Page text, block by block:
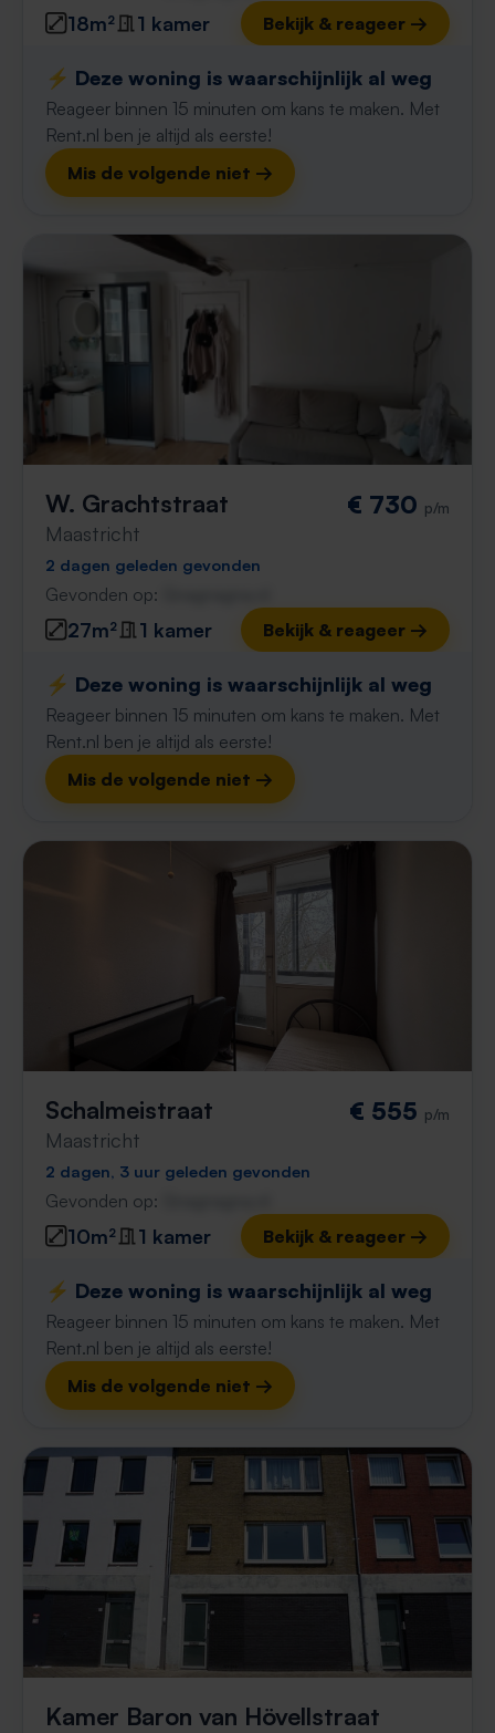
18m² 1 kamer Bekijk & reageer →
⚡️ Deze woning is waarschijnlijk al weg
Reageer binnen 15 minuten om kans te maken. Met
Rent.nl ben je altijd als eerste!
Mis de volgende niet →
W. Grachtstraat
Maastricht
€ 730 p/m
2 dagen geleden gevonden
Gevonden op:
27m² 1 kamer Bekijk & reageer →
⚡️ Deze woning is waarschijnlijk al weg
Reageer binnen 15 minuten om kans te maken. Met
Rent.nl ben je altijd als eerste!
Mis de volgende niet →
Schalmeistraat
Maastricht
€ 555 p/m
2 dagen, 3 uur geleden gevonden
Gevonden op:
10m² 1 kamer Bekijk & reageer →
⚡️ Deze woning is waarschijnlijk al weg
Reageer binnen 15 minuten om kans te maken. Met
Rent.nl ben je altijd als eerste!
Mis de volgende niet →
Kamer Baron van Hövellstraat